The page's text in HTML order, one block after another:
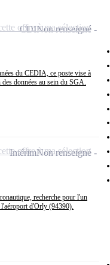
du CEDIA, ce poste vise à
données au sein du SGA.
CDINon renseigné
offre à ma sélection
recherche pour l'un
l'aéroport d'Orly (94390).
IntérimNon renseigné
offre à ma sélection